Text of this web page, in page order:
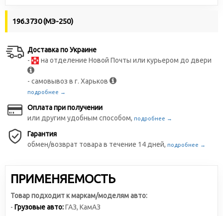
196.3730 (МЭ-250)
Доставка по Украине
-
на отделение Новой Почты или курьером до двери
- самовывоз в г. Харьков
подробнее →
Оплата при получении
или другим удобным способом, подробнее →
Гарантия
обмен/возврат товара в течение 14 дней, подробнее →
ПРИМЕНЯЕМОСТЬ
Товар подходит к маркам/моделям авто:
- Грузовые авто:ГАЗ, КамАЗ